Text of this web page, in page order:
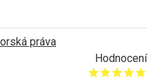
práva
Hodnocení
Give it 1/5
Give it 2/5
Give it 3/5
Give it 4/5
Give it 5/5